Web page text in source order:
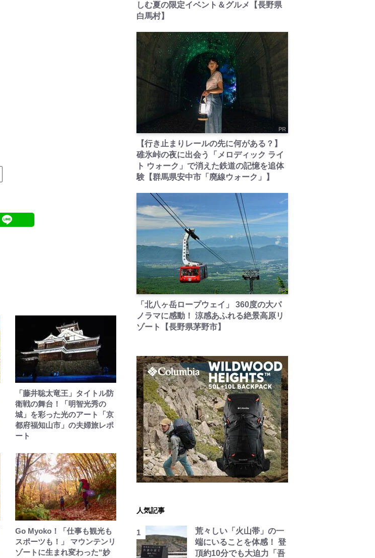
「藤井聡太竜王」タイトル防
衛戦の舞台！「明智光秀の
城」を彩った光のアート「京
都府福知山市」の夫婦旅レポ
ート
Go Myoko！「仕事も観光も
スポーツも！」 マウンテンリ
ゾートに生まれ変わった“妙
しむ夏の限定イベント＆グルメ【長野県
白馬村】
PR
【行き止まりレールの先に何がある？】
碓氷峠の夜に出会う「メロディック ライ
ト ウォーク」で消えた鉄道の記憶を追体
験【群馬県安中市「廃線ウォーク」】
PR
「北八ヶ岳ロープウェイ」 360度の大パ
ノラマに感動！ 涼感あふれる絶景高原リ
ゾート【長野県茅野市】
人気記事
荒々しい「火山帯」の一
端にいることを体感！ 登
頂約10分でも大迫力「吾